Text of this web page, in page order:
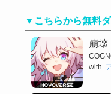
▼こちらから無料
崩壊
with